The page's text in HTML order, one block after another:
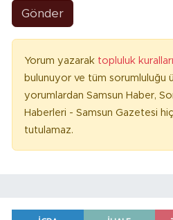
Gönder
Yorum yazarak topluluk
bulunuyor ve tüm sorumluluğu
yorumlardan Samsun Haber,
Haberleri - Samsun Gazetesi
tutulamaz.